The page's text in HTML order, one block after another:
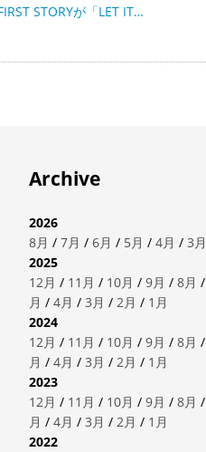
STORYが「LET IT…
Archive
2026
8月 / 7月 / 6月 / 5月 / 4月 / 3月
2025
12月 / 11月 / 10月 / 9月 / 8月 /
月 / 4月 / 3月 / 2月 / 1月
2024
12月 / 11月 / 10月 / 9月 / 8月 /
月 / 4月 / 3月 / 2月 / 1月
2023
12月 / 11月 / 10月 / 9月 / 8月 /
月 / 4月 / 3月 / 2月 / 1月
2022